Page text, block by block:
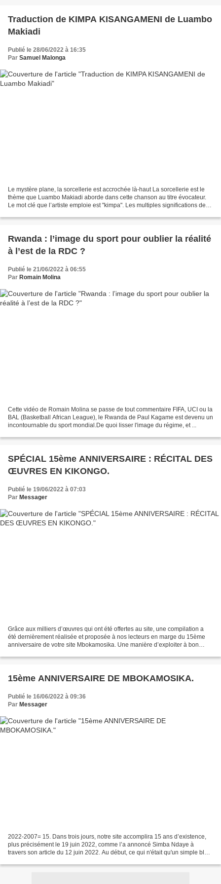
Traduction de KIMPA KISANGAMENI de Luambo
Makiadi
Publié le 28/06/2022 à 16:35
Par Samuel Malonga
Le mystère plane, la sorcellerie est accrochée là-haut La sorcellerie est le
thème que Luambo Makiadi aborde dans cette chanson au titre évocateur.
Le mot clé que l’artiste emploie est "kimpa". Les multiples significations de
Rwanda : l’image du sport pour oublier la réalité
à l’est de la RDC ?
Publié le 21/06/2022 à 06:55
Par Romain Molina
Cette vidéo de Romain Molina se passe de tout commentaire FIFA, UCI ou la
BAL (Basketball African League), le Rwanda de Paul Kagame est devenu un
incontournable du sport mondial.De quoi lisser l'image du régime, et ...
SPÉCIAL 15ème ANNIVERSAIRE : RÉCITAL DES
ŒUVRES EN KIKONGO.
Publié le 19/06/2022 à 07:03
Par Messager
Grâce aux milliers d’œuvres qui ont été offertes au site, une compilation a
été dernièrement réalisée et proposée à nos lecteurs en marge du 15ème
anniversaire de votre site Mbokamosika. Une manière d’exploiter à bon
15ème ANNIVERSAIRE DE MBOKAMOSIKA.
Publié le 16/06/2022 à 09:36
Par Messager
2022-2007= 15. Dans trois jours, notre site accomplira 15 ans d’existence,
plus précisément le 19 juin 2022, comme l’a annoncé Simba Ndaye à
travers son article du 12 juin 2022. Au début, ce qui n'était qu'un simple blog